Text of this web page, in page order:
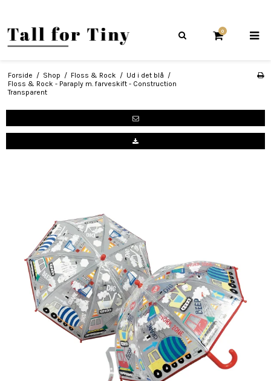
0
Forside / Shop / Floss & Rock / Ud i det blå /
Floss & Rock - Paraply m. farveskift - Construction
Transparent